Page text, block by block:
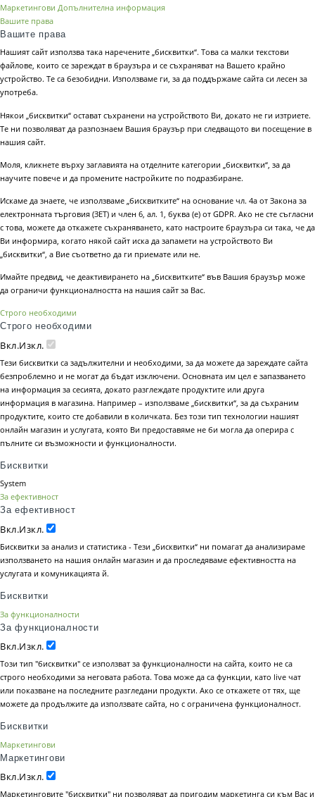
Маркетингови Допълнителна информация
Вашите права
Вашите права
Нашият сайт използва така наречените „бисквитки“. Това са малки текстови
файлове, които се зареждат в браузъра и се съхраняват на Вашето крайно
устройство. Те са безобидни. Използваме ги, за да поддържаме сайта си лесен за
употреба.
Някои „бисквитки“ остават съхранени на устройството Ви, докато не ги изтриете.
Те ни позволяват да разпознаем Вашия браузър при следващото ви посещение в
нашия сайт.
Моля, кликнете върху заглавията на отделните категории „бисквитки“, за да
научите повече и да промените настройките по подразбиране.
Искаме да знаете, че използваме „бисквитките“ на основание чл. 4а от Закона за
електронната търговия (ЗЕТ) и член 6, ал. 1, буква (е) от GDPR. Ако не сте съгласни
с това, можете да откажете съхраняването, като настроите браузъра си така, че да
Ви информира, когато някой сайт иска да запамети на устройството Ви
„бисквитки“, а Вие съответно да ги приемате или не.
Имайте предвид, че деактивирането на „бисквитките“ във Вашия браузър може
да ограничи функционалността на нашия сайт за Вас.
Строго необходими
Строго необходими
Вкл.Изкл.
Тези бисквитки са задължителни и необходими, за да можете да зареждате сайта
безпроблемно и не могат да бъдат изключени. Основната им цел е запазването
на информация за сесията, докато разглеждате продуктите или друга
информация в магазина. Например – използваме „бисквитки“, за да съхраним
продуктите, които сте добавили в количката. Без този тип технологии нашият
онлайн магазин и услугата, която Ви предоставяме не би могла да оперира с
пълните си възможности и функционалности.
Бисквитки
System
За ефективност
За ефективност
Вкл.Изкл.
Бисквитки за анализ и статистика - Тези „бисквитки“ ни помагат да анализираме
използването на нашия онлайн магазин и да проследяваме ефективността на
услугата и комуникацията й.
Бисквитки
За функционалности
За функционалности
Вкл.Изкл.
Този тип "бисквитки" се използват за функционалности на сайта, които не са
строго необходими за неговата работа. Това може да са функции, като live чат
или показване на последните разгледани продукти. Ако се откажете от тях, ще
можете да продължите да използвате сайта, но с ограничена функционалност.
Бисквитки
Маркетингови
Маркетингови
Вкл.Изкл.
Маркетинговите "бисквитки" ни позволяват да пригодим маркетинга си към Вас и